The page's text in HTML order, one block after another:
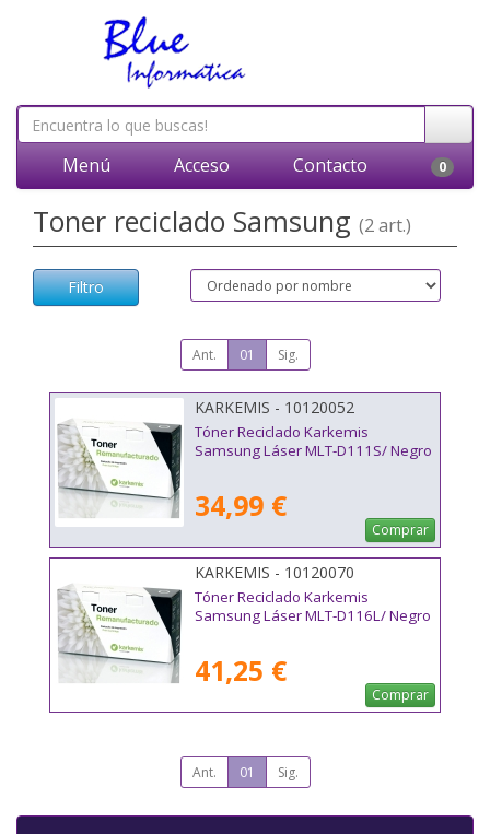
Menú Acceso Contacto 0
Toner reciclado Samsung (2 art.)
Filtro
Ant. 01 Sig.
KARKEMIS - 10120052
Tóner Reciclado Karkemis
Samsung Láser MLT-D111S/ Negro
34,99 €
Comprar
KARKEMIS - 10120070
Tóner Reciclado Karkemis
Samsung Láser MLT-D116L/ Negro
41,25 €
Comprar
Ant. 01 Sig.